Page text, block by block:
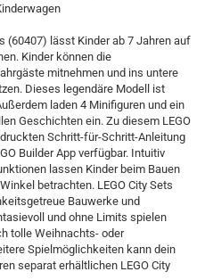
(60407) lässt Kinder ab 7 Jahren auf
Kinder können die
mitnehmen und ins untere
Dieses legendäre Modell ist
laden 4 Minifiguren und ein
Geschichten ein. Zu diesem LEGO
Schritt-für-Schritt-Anleitung
Builder App verfügbar. Intuitiv
lassen Kinder beim Bauen
betrachten. LEGO City Sets
Bauwerke und
und ohne Limits spielen
tolle Weihnachts- oder
Spielmöglichkeiten kann dein
separat erhältlichen LEGO City